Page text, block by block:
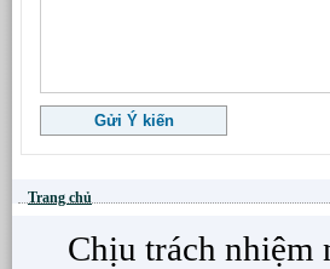
Trang chủ
Chịu trách